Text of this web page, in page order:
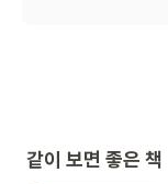
같이 보면 좋은 책